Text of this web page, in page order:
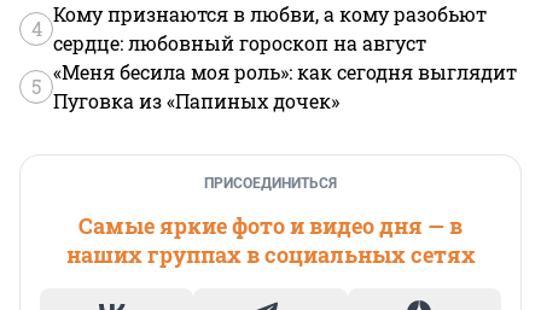
4
Кому признаются в любви, а кому разобьют
сердце: любовный гороскоп на август
5
«Меня бесила моя роль»: как сегодня выглядит
Пуговка из «Папиных дочек»
ПРИСОЕДИНИТЬСЯ
Самые яркие фото и видео дня — в
наших группах в социальных сетях